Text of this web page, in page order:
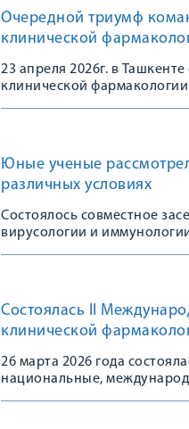
Очередной триумф
клинической
23 апреля 2026г. в
клинической фармакологии
Юные ученые
различных условиях
Состоялось совместное
вирусологии и
Состоялась II
клинической
26 марта 2026 года
национальные,